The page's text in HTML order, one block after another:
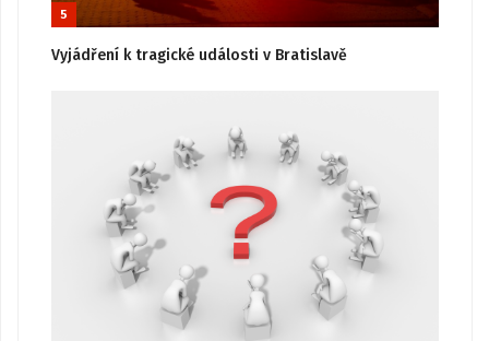
5
Vyjádření k tragické události v Bratislavě